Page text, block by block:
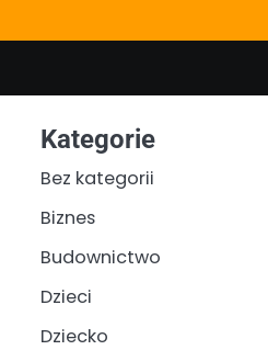
Kategorie
Bez kategorii
Biznes
Budownictwo
Dzieci
Dziecko